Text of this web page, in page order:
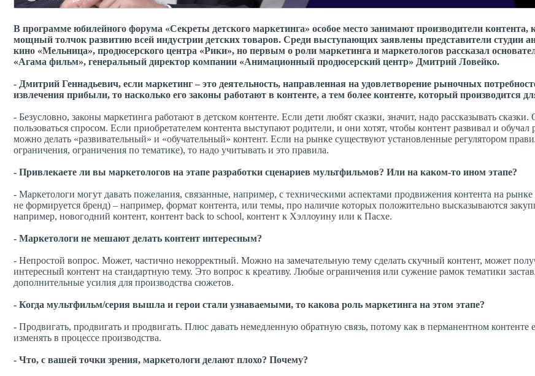
В программе юбилейного форума «Секреты детского маркетинга» особое место занимают производители контента,
мощный толчок развитию всей индустрии детских товаров. Среди выступающих заявлены представители студии
кино «Мельница», продюсерского центра «Рики», но первым о роли маркетинга и маркетологов рассказал
«Агама фильм», генеральный директор компании «Анимационный продюсерский центр» Дмитрий Ловейко.
- Дмитрий Геннадьевич, если маркетинг – это деятельность, направленная на удовлетворение рыночных
извлечения прибыли, то насколько его законы работают в контенте, а тем более контенте, который производится
- Безусловно, законы маркетинга работают в детском контенте. Если дети любят сказки, значит, надо рассказывать сказки.
пользоваться спросом. Если приобретателем контента выступают родители, и они хотят, чтобы контент развивал и обучал
можно делать «развивательный» и «обучательный» контент. Если на рынке существуют установленные регулятором
ограничения, ограничения по тематике), то надо учитывать и это правила.
- Привлекаете ли вы маркетологов на этапе разработки сценариев мультфильмов? Или на каком-то ином этапе?
- Маркетологи могут давать пожелания, связанные, например, с техническими аспектами продвижения контента на рынке
не формируется бренд) – например, формат контента, или темы, про наличие которых положительно высказываются
например, новогодний контент, контент back to school, контент к Хэллоуину или к Пасхе.
- Маркетологи не мешают делать контент интересным?
- Непростой вопрос. Может, частично некорректный. Можно на замечательную тему сделать скучный контент, может
интересный контент на стандартную тему. Это вопрос к креативу. Любые ограничения или сужение рамок тематики
дополнительные усилия для производства сюжетов.
- Когда мультфильм/серия вышла и герои стали узнаваемыми, то какова роль маркетинга на этом этапе?
- Продвигать, продвигать и продвигать. Плюс давать немедленную обратную связь, потому как в перманентном контенте
изменять в процессе производства.
- Что, с вашей точки зрения, маркетологи делают плохо? Почему?